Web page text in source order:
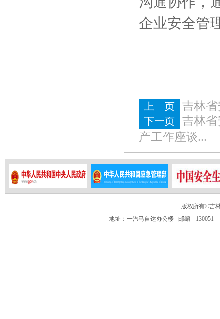
企业安全管
上一页
吉林
培训班
下一页
吉林
产工作座谈...
版权所有©吉
地址：一汽马自达办公楼 邮编：130051